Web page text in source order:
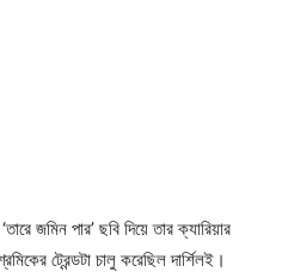
জমিন পার’ ছবি দিয়ে তার ক্যারিয়ার
ট্রেন্ডটা চালু করেছিল দার্শিলই।